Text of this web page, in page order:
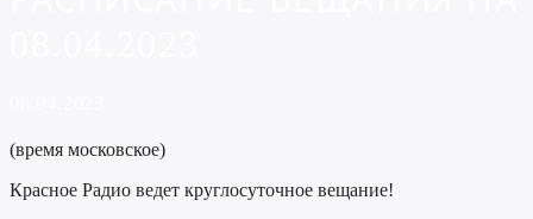
(время московское)
Красное Радио ведет круглосуточное вещание!